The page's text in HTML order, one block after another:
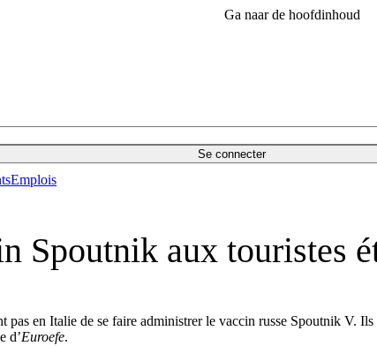
Ga naar de hoofdinhoud
Se connecter
Emplois
Spoutnik aux touristes
en Italie de se faire administrer le vaccin russe Spoutnik V.
d’Euroefe.